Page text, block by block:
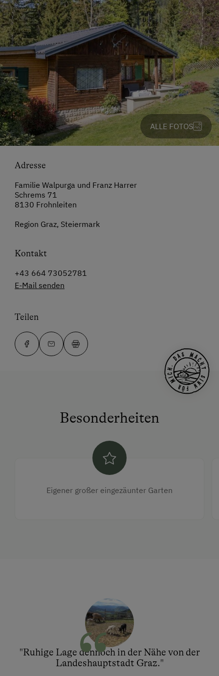
ALLE FOTOS
Adresse
Familie Walpurga und Franz Harrer
Schrems 71
8130 Frohnleiten
Region Graz, Steiermark
Kontakt
+43 664 73052781
E-Mail senden
Teilen
Besonderheiten
Eigener großer eingezäunter Garten
"Ruhige Lage dennoch in der Nähe von der
Landeshauptstadt Graz."